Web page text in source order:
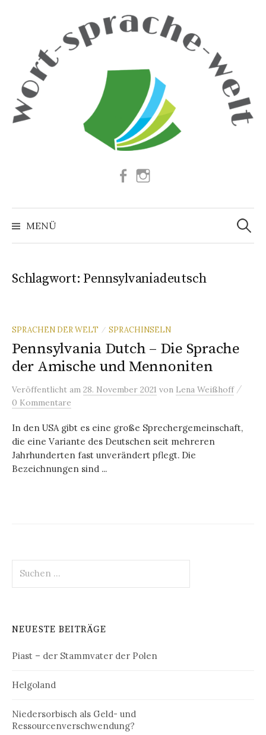
Facebook
MENÜ
Suchen
nach:
Schlagwort: Pennsylvaniadeutsch
SPRACHEN DER WELT / SPRACHINSELN
Pennsylvania Dutch – Die Sprache
der Amische und Mennoniten
Veröffentlicht am 28. November 2021 von Lena Weißhoff /
0 Kommentare
In den USA gibt es eine große Sprechergemeinschaft,
die eine Variante des Deutschen seit mehreren
Jahrhunderten fast unverändert pflegt. Die
Bezeichnungen sind ...
nach:
NEUESTE BEITRÄGE
Piast – der Stammvater der Polen
Helgoland
Niedersorbisch als Geld- und
Ressourcenverschwendung?